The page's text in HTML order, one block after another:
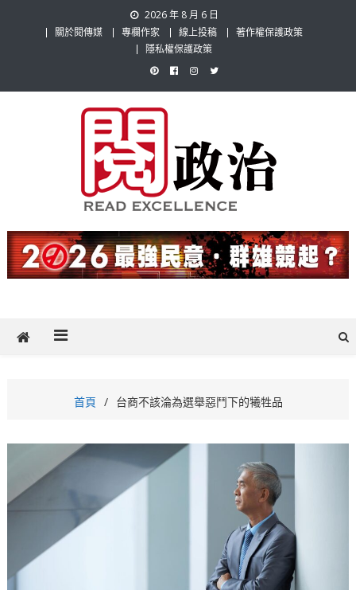
2026 年 8 月 6 日
關於閱傳媒
專欄作家 線上投稿
著作權保護政策
隱私權保護政策
閱政治 Read Gov News
題，也要專業評論，閱政治與多元的政治評論家與專欄作家邀稿合作，
讓讀者有最多元和專業的選擇。
首頁 台商不該淪為選舉惡鬥下的犧牲品